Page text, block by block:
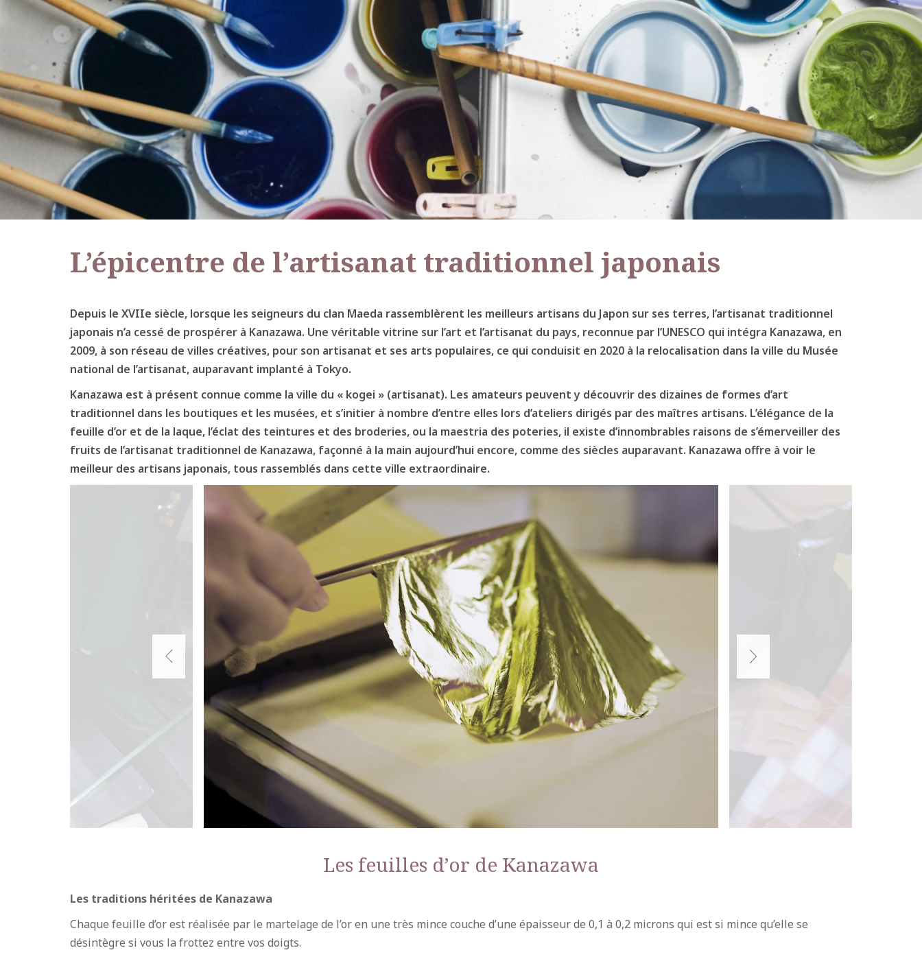
L’épicentre de l’artisanat traditionnel japonais
Depuis le XVIIe siècle, lorsque les seigneurs du clan Maeda rassemblèrent les meilleurs artisans du Japon sur ses terres, l’artisanat traditionnel
japonais n’a cessé de prospérer à Kanazawa. Une véritable vitrine sur l’art et l’artisanat du pays, reconnue par l’UNESCO qui intégra Kanazawa, en
2009, à son réseau de villes créatives, pour son artisanat et ses arts populaires, ce qui conduisit en 2020 à la relocalisation dans la ville du Musée
national de l’artisanat, auparavant implanté à Tokyo.
Kanazawa est à présent connue comme la ville du « kogei » (artisanat). Les amateurs peuvent y découvrir des dizaines de formes d’art
traditionnel dans les boutiques et les musées, et s’initier à nombre d’entre elles lors d’ateliers dirigés par des maîtres artisans. L’élégance de la
feuille d’or et de la laque, l’éclat des teintures et des broderies, ou la maestria des poteries, il existe d’innombrables raisons de s’émerveiller des
fruits de l’artisanat traditionnel de Kanazawa, façonné à la main aujourd’hui encore, comme des siècles auparavant. Kanazawa offre à voir le
meilleur des artisans japonais, tous rassemblés dans cette ville extraordinaire.
Les feuilles d’or de Kanazawa
Les traditions héritées de Kanazawa
Chaque feuille d’or est réalisée par le martelage de l’or en une très mince couche d’une épaisseur de 0,1 à 0,2 microns qui est si mince qu’elle se
désintègre si vous la frottez entre vos doigts.